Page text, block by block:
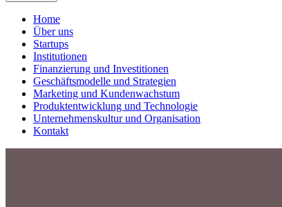
Home
Über uns
Startups
Institutionen
Finanzierung und Investitionen
Geschäftsmodelle und Strategien
Marketing und Kundenwachstum
Produktentwicklung und Technologie
Unternehmenskultur und Organisation
Kontakt